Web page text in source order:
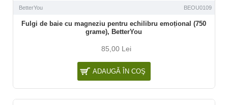
BetterYou BEOU0109
Fulgi de baie cu magneziu pentru echilibru emoțional (750
grame), BetterYou
85,00 Lei
ADAUGĂ ÎN COŞ